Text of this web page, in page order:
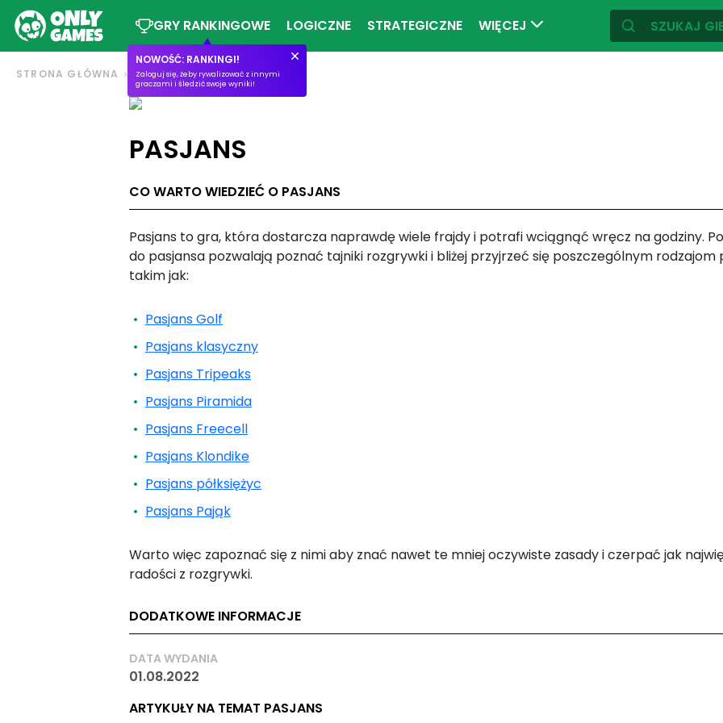
NOWOŚĆ: RANKINGI!
Zaloguj się, żeby rywalizować z innymi
graczami i śledzić swoje wyniki!
GRY RANKINGOWE LOGICZNE STRATEGICZNE WIĘCEJ
STRONA GŁÓWNA PASJANS
PASJANS
CO WARTO WIEDZIEĆ O PASJANS
Pasjans to gra, która dostarcza naprawdę wiele frajdy i potrafi wciągnąć wręcz na godziny.
do pasjansa pozwalają poznać tajniki rozgrywki i bliżej przyjrzeć się poszczególnym rodzajom
takim jak:
Pasjans Golf
Pasjans klasyczny
Pasjans Tripeaks
Pasjans Piramida
Pasjans Freecell
Pasjans Klondike
Pasjans półksiężyc
Pasjans Pająk
Warto więc zapoznać się z nimi aby znać nawet te mniej oczywiste zasady i czerpać jak
radości z rozgrywki.
DODATKOWE INFORMACJE
DATA WYDANIA
01.08.2022
ARTYKUŁY NA TEMAT PASJANS